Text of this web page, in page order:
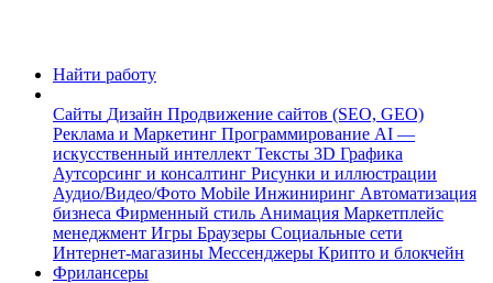
Найти работу
Сайты Дизайн Продвижение сайтов (SEO, GEO)
Реклама и Маркетинг Программирование AI —
искусственный интеллект Тексты 3D Графика
Аутсорсинг и консалтинг Рисунки и иллюстрации
Аудио/Видео/Фото Mobile Инжиниринг Автоматизация
бизнеса Фирменный стиль Анимация Маркетплейс
менеджмент Игры Браузеры Социальные сети
Интернет-магазины Мессенджеры Крипто и блокчейн
Фрилансеры